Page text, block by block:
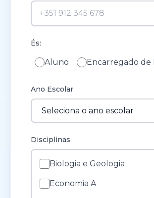
És:
Aluno Encarregado de
Ano Escolar
Disciplinas
Biologia e Geologia
Economia A